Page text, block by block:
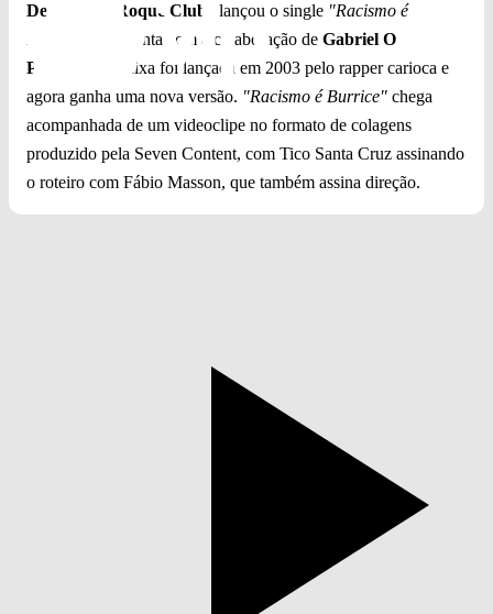
Detonautas Roque Clube lançou o single "Racismo é
, que conta com a colaboração de Gabriel O
Pensador
. A faixa foi lançada em 2003 pelo rapper carioca e
agora ganha uma nova versão. "Racismo é Burrice" chega
acompanhada de um videoclipe no formato de colagens
produzido pela Seven Content, com Tico Santa Cruz assinando
o roteiro com Fábio Masson, que também assina direção.